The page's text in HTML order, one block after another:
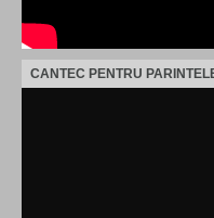
CANTEC PENTRU